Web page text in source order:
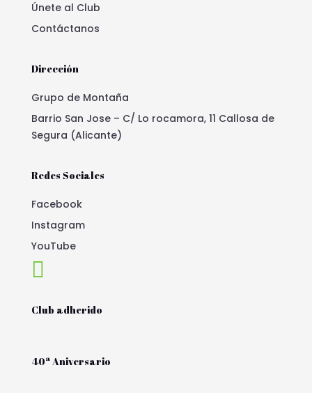
Únete al Club
Contáctanos
Dirección
Grupo de Montaña
Barrio San Jose – C/ Lo rocamora, 11 Callosa de
Segura (Alicante)
Redes Sociales
Facebook
Instagram
YouTube

Club adherido
40ª Aniversario